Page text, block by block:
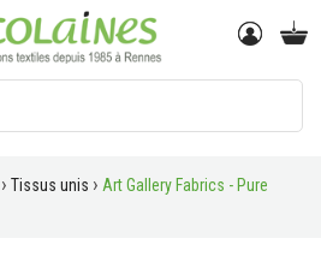
Tissus unis
Art Gallery Fabrics - Pure